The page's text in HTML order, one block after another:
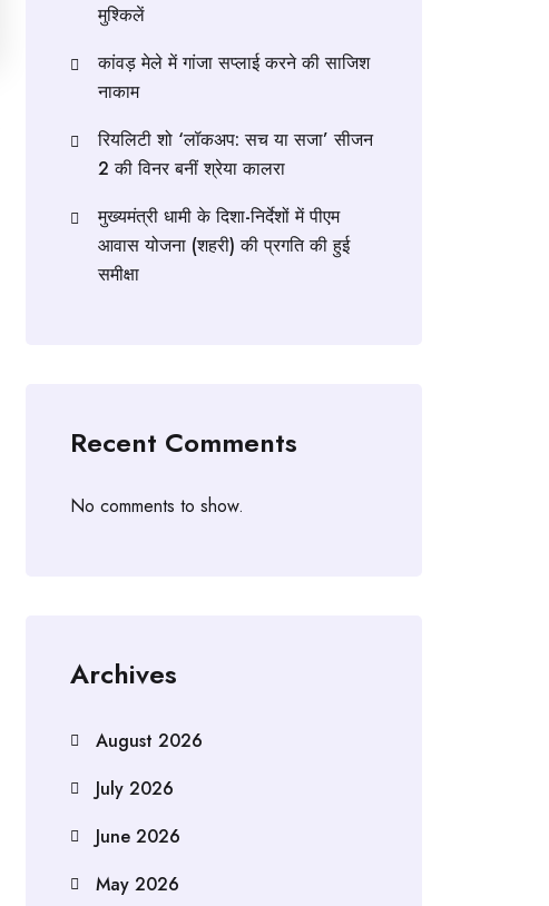
मुश्किलें
कांवड़ मेले में गांजा सप्लाई करने की साजिश
नाकाम
रियलिटी शो ‘लॉकअप: सच या सजा’ सीजन
2 की विनर बनीं श्रेया कालरा
मुख्यमंत्री धामी के दिशा-निर्देशों में पीएम
आवास योजना (शहरी) की प्रगति की हुई
समीक्षा
Recent Comments
No comments to show.
Archives
August 2026
July 2026
June 2026
May 2026